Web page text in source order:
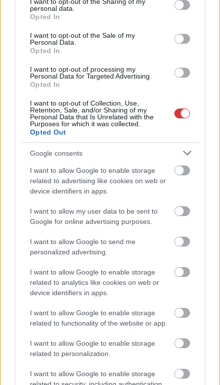
grant or deny consent to Google and its third-party tags to
use your data for below specified purposes in below Google
consent section.
personal data.
Opted In
I want to opt-out of the Sale of my
Personal Data.
Opted In
I want to opt-out of processing my
Personal Data for Targeted Advertising.
Opted In
I want to opt-out of Collection, Use,
Retention, Sale, and/or Sharing of my
Personal Data that Is Unrelated with the
Purposes for which it was collected.
Opted Out
Google consents
I want to allow Google to enable storage
related to advertising like cookies on web or
device identifiers in apps.
I want to allow my user data to be sent to
Google for online advertising purposes.
I want to allow Google to send me
personalized advertising.
I want to allow Google to enable storage
related to analytics like cookies on web or
device identifiers in apps.
I want to allow Google to enable storage
related to functionality of the website or app.
I want to allow Google to enable storage
related to personalization.
I want to allow Google to enable storage
Hírlevél feliratkozás
Adja meg keresztnevét:
meg e-mail címét:
Megismertem és elfogadom aGDPR-szabályzat
Nem szeretne lemaradni semmiről? Csak egy kattintás, és hírlevelünk a
legfrissebb információkkal és exkluzív tartalmakkal hétről hétre
postaládájába érkezik!
A SZOL24 legfrissebb 24 cikke
Györfi Mihály több tucat vállalkozással egyeztetett a
41 fok fölé forrósodott az ország, Szolnokon pedig egy másik
rekord is megdőlt
Egy telefonhívást akart, végül rendőrök vitték el a mezőtúri
A Tisza kormány minisztere újabb nagy változásokról döntött
a közoktatásban – például az iskolaigazgatók visszakapják
munkáltatói jogaikat
Sok volt az igazolatlan hiányzás, Pócs János fizetéslevonást